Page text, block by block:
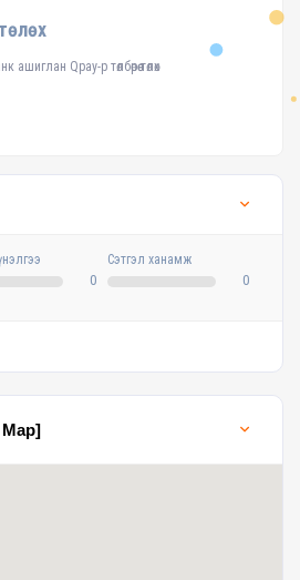
ашиглан Qpay-р төлбөрөө төлөх
0
Сэтгэл ханамж
0